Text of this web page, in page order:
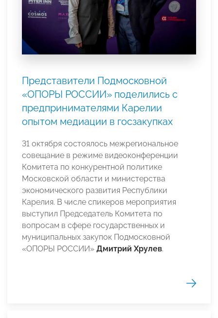
Представители Подмосковной
«ОПОРЫ РОССИИ» поделились с
предпринимателями Карелии
опытом медиации в госзакупках
31 октября состоялось межрегиональное
совещание в режиме видеоконференции
Комитета по конкурентной политике
Московской области и министерства
экономического развития Республики
Карелия. В числе спикеров мероприятия
выступил Председатель Комитета по
вопросам в сфере государственных и
муниципальных закупок Подмосковной
«ОПОРЫ РОССИИ» Дмитрий Хрулев.